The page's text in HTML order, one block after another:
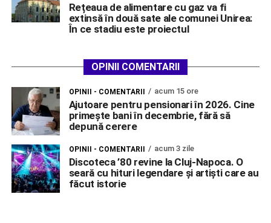
Rețeaua de alimentare cu gaz va fi
extinsă în două sate ale comunei Unirea:
În ce stadiu este proiectul
OPINII COMENTARII
OPINII - COMENTARII acum 15 ore
Ajutoare pentru pensionari în 2026. Cine
primește bani în decembrie, fără să
depună cerere
OPINII - COMENTARII acum 3 zile
Discoteca ’80 revine la Cluj-Napoca. O
seară cu hituri legendare și artiști care au
făcut istorie